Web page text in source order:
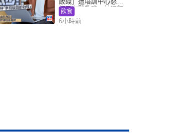
網民幽默教路：揀呢類
課程唔會蝕...
飲食
6小時前